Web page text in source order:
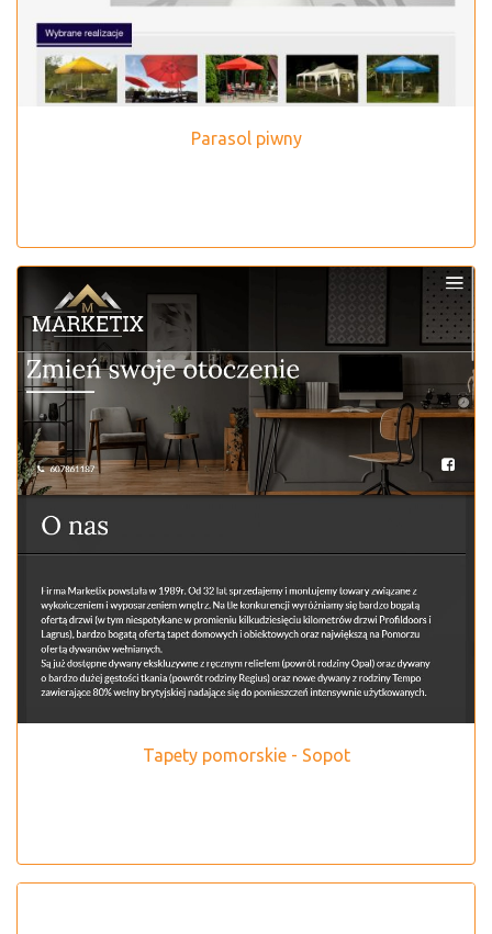
Parasol piwny
Tapety pomorskie - Sopot